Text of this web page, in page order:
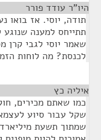
היו"ר עודד פורר
תודה, יוסי. אז בואו
תתייחס למענה שנוגע
שאמר יוסי לגבי קרן
לכנסת? מה לוחות
איליה כץ
כמו שאתם מכירים,
שקל עבור סיוע